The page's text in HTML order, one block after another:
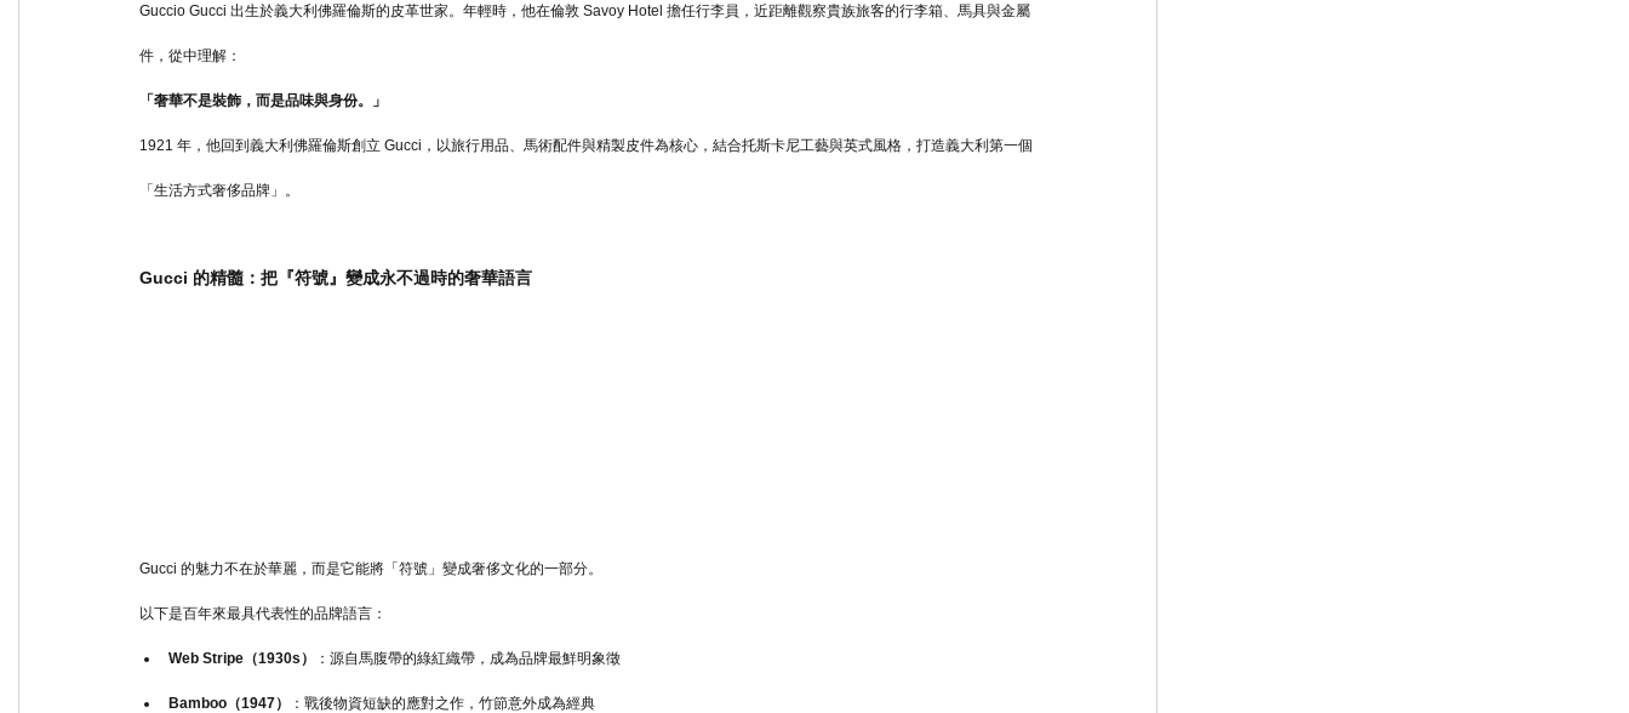
Guccio Gucci 出生於義大利佛羅倫斯的皮革世家。年輕時，他在倫敦 Savoy Hotel 擔任行李員，近距離觀察貴族旅客的行李箱、馬具與金屬
件，從中理解：
「奢華不是裝飾，而是品味與身份。」
1921 年，他回到義大利佛羅倫斯創立 Gucci，以旅行用品、馬術配件與精製皮件為核心，結合托斯卡尼工藝與英式風格，打造義大利第一個
「生活方式奢侈品牌」。
Gucci 的精髓：把『符號』變成永不過時的奢華語言
Gucci 的魅力不在於華麗，而是它能將「符號」變成奢侈文化的一部分。
以下是百年來最具代表性的品牌語言：
Web Stripe（1930s） ：源自馬腹帶的綠紅織帶，成為品牌最鮮明象徵
Bamboo（1947） ：戰後物資短缺的應對之作，竹節意外成為經典